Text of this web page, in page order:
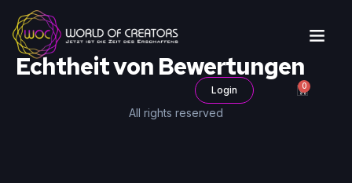
Login 0
Echtheit von Bewertungen
All rights reserved